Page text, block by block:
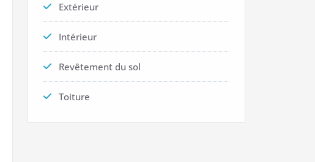
Extérieur
Intérieur
Revêtement du sol
Toiture